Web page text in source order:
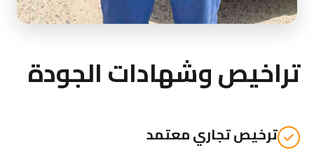
تراخيص وشهادات الجودة
ترخيص تجاري معتمد